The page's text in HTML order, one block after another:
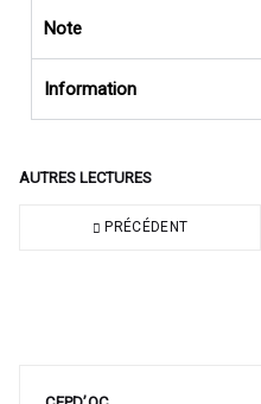
Note
Information
AUTRES LECTURES
PRÉCÉDENT